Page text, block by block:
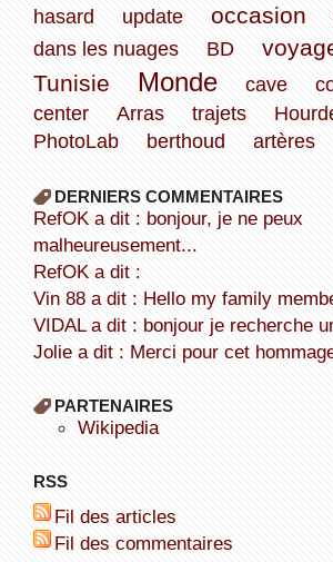
hasard
update occasion
dans les nuages
BD
Tunisie
Monde cave
center
Arras trajets
PhotoLab
berthoud artères
DERNIERS COMMENTAIRES
refOK a dit : bonjour, je ne peux
malheureusement...
refOK a dit :
Vin 88 a dit : Hello my family
VIDAL a dit : bonjour je recherche
Jolie a dit : Merci pour cet
PARTENAIRES
wikipedia
RSS
Fil des articles
Fil des commentaires